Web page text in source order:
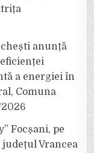
anunță
a energiei în
Comuna
Focșani, pe
Vrancea